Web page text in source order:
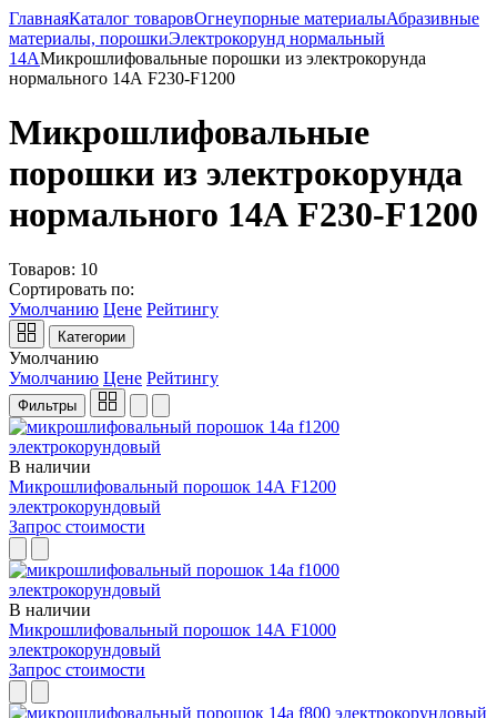
ГлавнаяКаталог товаровОгнеупорные материалыАбразивные
материалы, порошкиЭлектрокорунд нормальный
14АМикрошлифовальные порошки из электрокорунда
нормального 14А F230-F1200
Микрошлифовальные
порошки из электрокорунда
нормального 14А F230-F1200
Товаров: 10
Сортировать по:
Умолчанию Цене Рейтингу
Категории
Умолчанию
Умолчанию Цене Рейтингу
Фильтры
В наличии
Микрошлифовальный порошок 14А F1200
электрокорундовый
Запрос стоимости
В наличии
Микрошлифовальный порошок 14А F1000
электрокорундовый
Запрос стоимости